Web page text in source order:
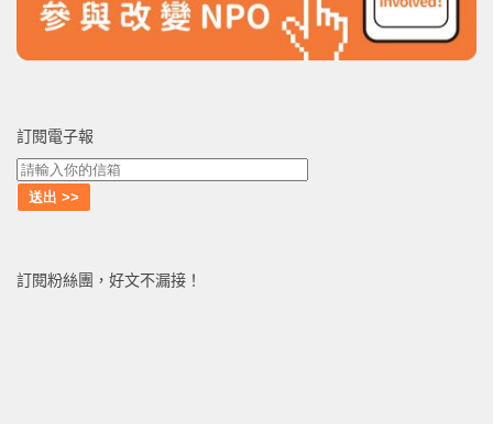
訂閱電子報
訂閱粉絲團，好文不漏接！